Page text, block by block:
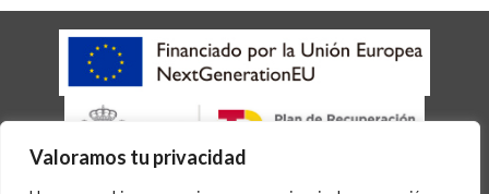
Valoramos tu privacidad
AVISO LEGAL POLÍTICA DE COOKIES